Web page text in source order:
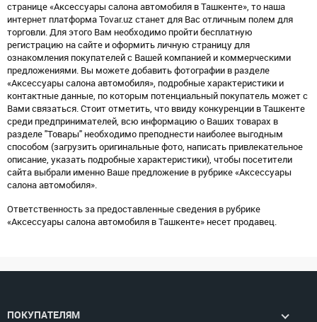
странице «Аксессуары салона автомобиля в Ташкенте», то наша
интернет платформа Tovar.uz станет для Вас отличным полем для
торговли. Для этого Вам необходимо пройти бесплатную
регистрацию на сайте и оформить личную страницу для
ознакомления покупателей с Вашей компанией и коммерческими
предложениями. Вы можете добавить фотографии в разделе
«Аксессуары салона автомобиля», подробные характеристики и
контактные данные, по которым потенциальный покупатель может с
Вами связаться. Стоит отметить, что ввиду конкуренции в Ташкенте
среди предпринимателей, всю информацию о Ваших товарах в
разделе "Товары" необходимо преподнести наиболее выгодным
способом (загрузить оригинальные фото, написать привлекательное
описание, указать подробные характеристики), чтобы посетители
сайта выбрали именно Ваше предложение в рубрике «Аксессуары
салона автомобиля».
Ответственность за предоставленные сведения в рубрике
«Аксессуары салона автомобиля в Ташкенте» несет продавец.
ПОКУПАТЕЛЯМ